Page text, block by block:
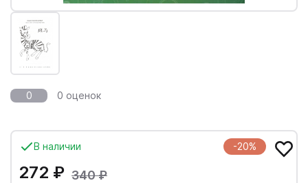
0 0 оценок
В наличии -20%
272 ₽ 340 ₽